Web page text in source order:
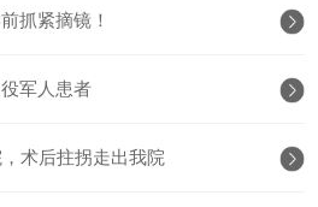
抓紧摘镜！
军人患者
术后拄拐走出我院